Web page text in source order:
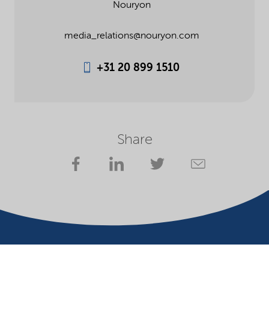
Nouryon
media_relations@nouryon.com
+31 20 899 1510
Share